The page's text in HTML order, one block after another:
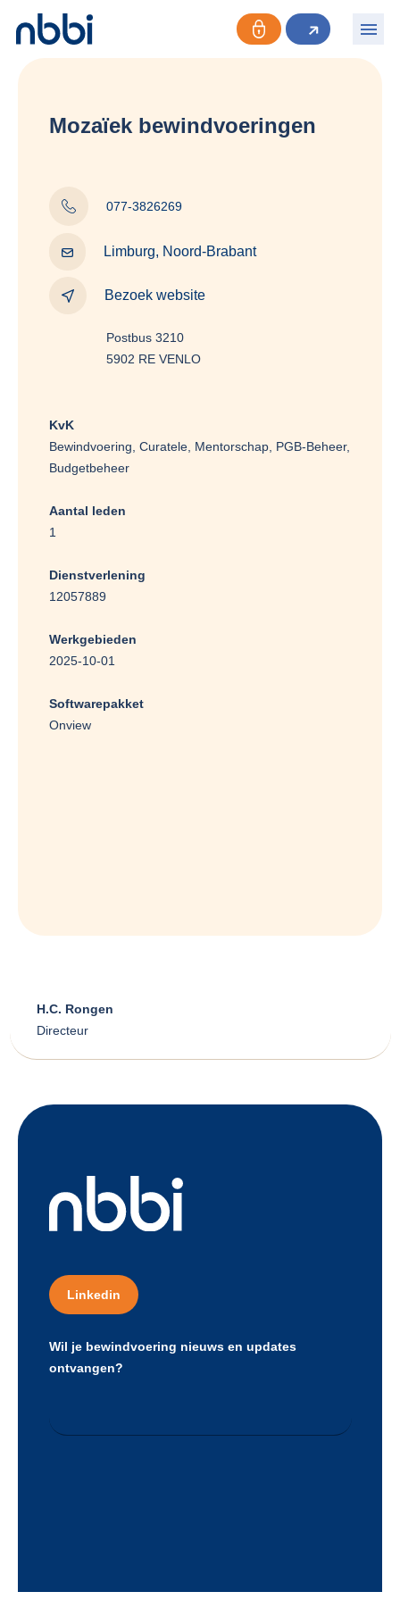
Mozaïek bewindvoeringen
077-3826269
Limburg, Noord-Brabant
Bezoek website
Postbus 3210
5902 RE VENLO
KvK
Bewindvoering, Curatele, Mentorschap, PGB-Beheer,
Budgetbeheer
Aantal leden
1
Dienstverlening
12057889
Werkgebieden
2025-10-01
Softwarepakket
Onview
H.C. Rongen
Directeur
Linkedin
Wil je bewindvoering nieuws en updates
ontvangen?